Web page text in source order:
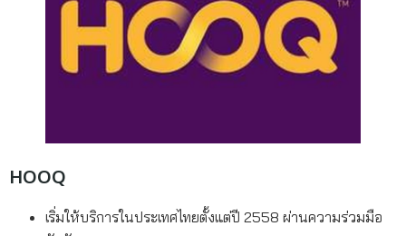
HOOQ
เริ่มให้บริการในประเทศไทยตั้งแต่ปี 2558 ผ่านความร่วมมือ